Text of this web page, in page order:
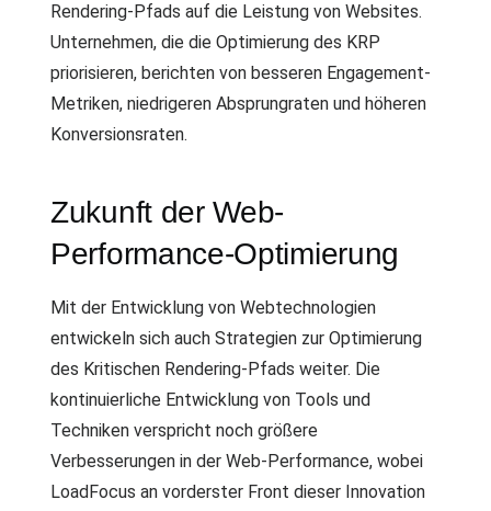
Rendering-Pfads auf die Leistung von Websites.
Unternehmen, die die Optimierung des KRP
priorisieren, berichten von besseren Engagement-
Metriken, niedrigeren Absprungraten und höheren
Konversionsraten.
Zukunft der Web-
Performance-Optimierung
Mit der Entwicklung von Webtechnologien
entwickeln sich auch Strategien zur Optimierung
des Kritischen Rendering-Pfads weiter. Die
kontinuierliche Entwicklung von Tools und
Techniken verspricht noch größere
Verbesserungen in der Web-Performance, wobei
LoadFocus an vorderster Front dieser Innovation